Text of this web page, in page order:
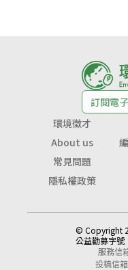
訂閱電
環境徵才
About us
常見問題
隱私權政策
© Copyright
公益勸募字號
服務信
投稿信箱